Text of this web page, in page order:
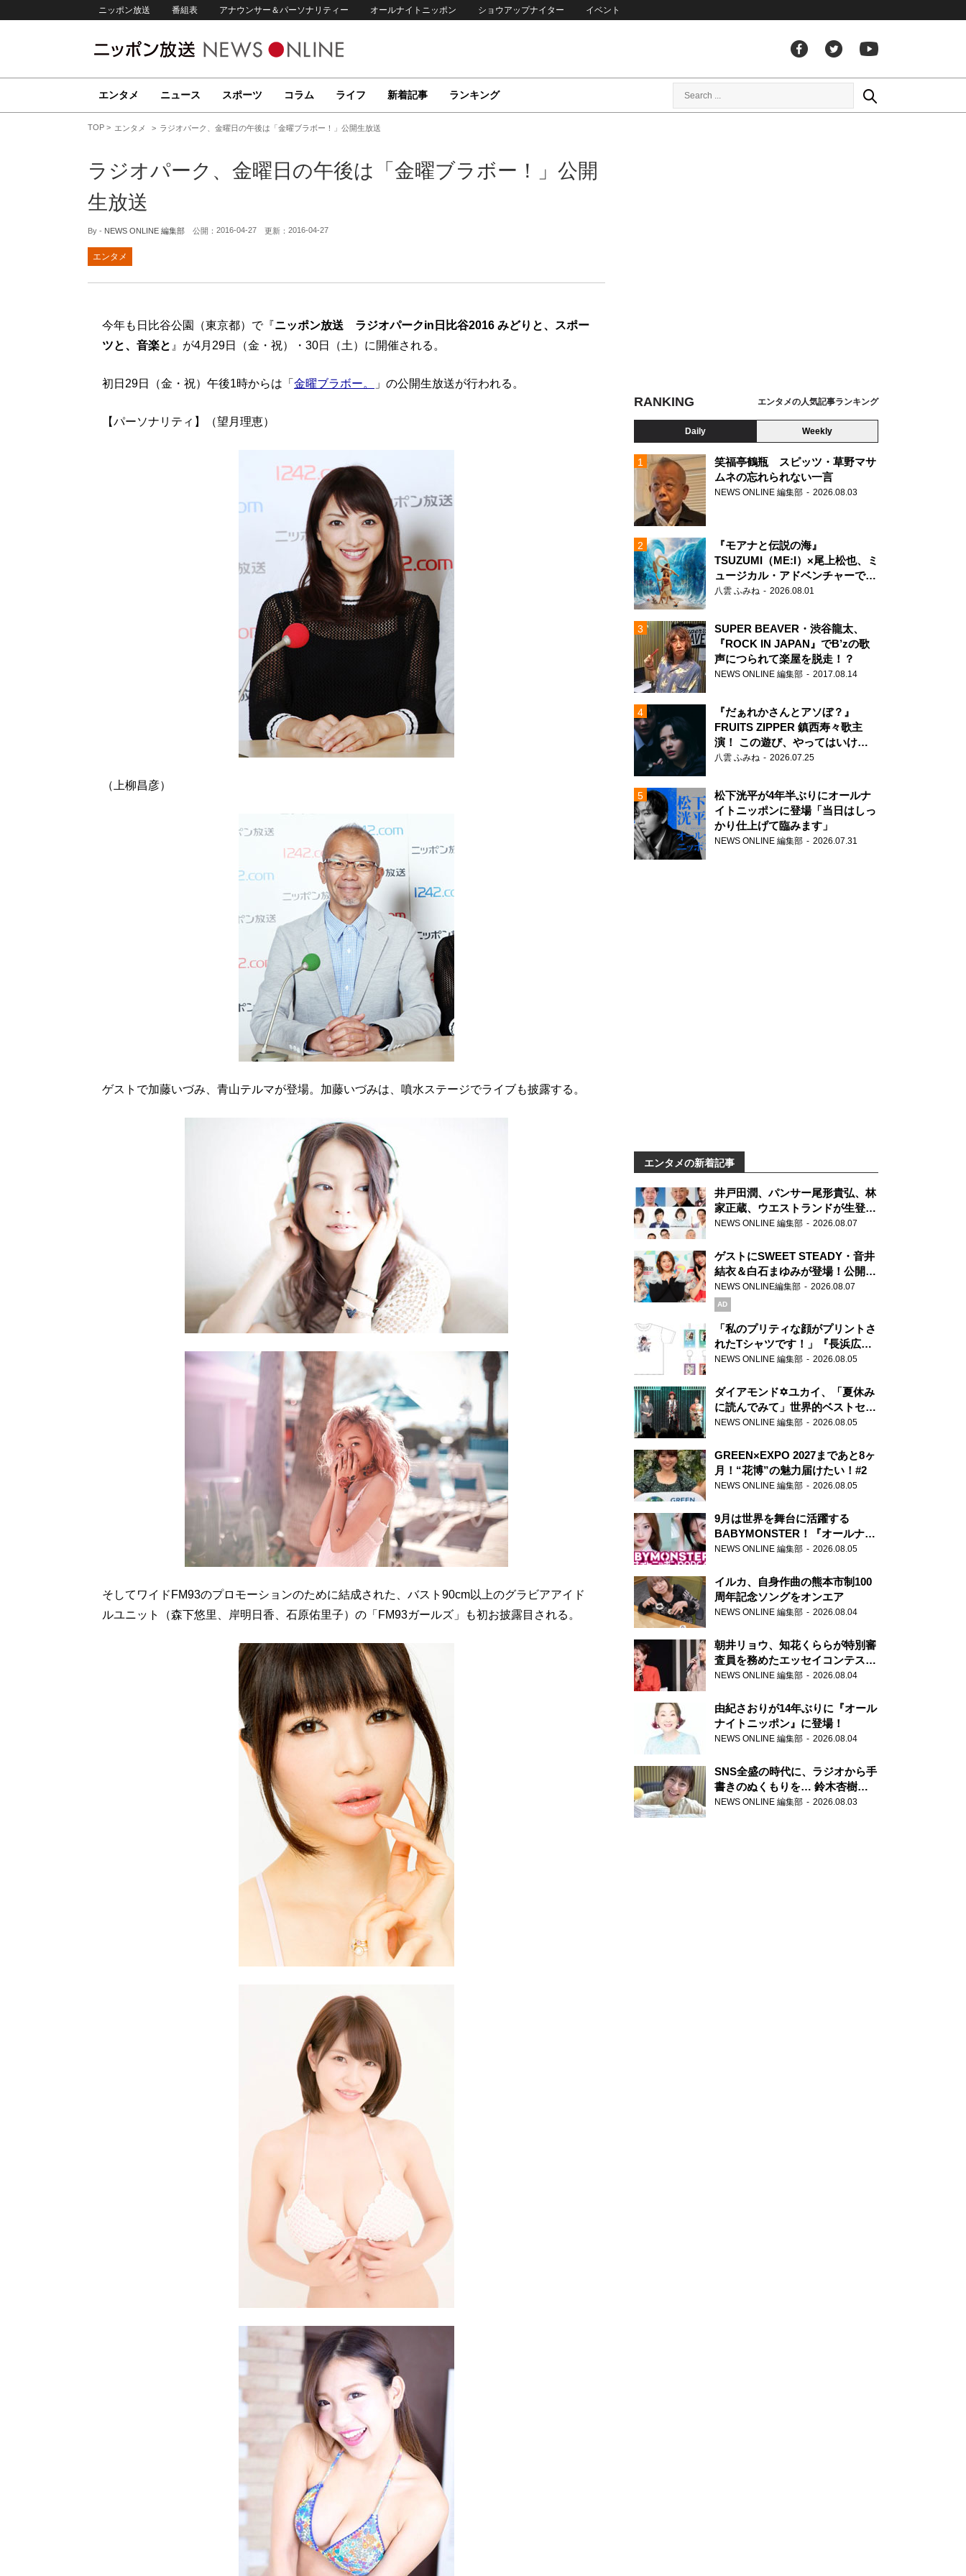
ニッポン放送 番組表 アナウンサー＆パーソナリティー オールナイトニッポン ショウアップナイター イベント
エンタメ ニュース スポーツ コラム ライフ 新着記事 ランキング
TOP エンタメ ラジオパーク、金曜日の午後は「金曜ブラボー！」公開生放送
ラジオパーク、金曜日の午後は「金曜ブラボー！」公開
生放送
By - NEWS ONLINE 編集部 公開： 2016-04-27 更新： 2016-04-27
エンタメ
今年も日比谷公園（東京都）で『ニッポン放送 ラジオパークin日比谷2016 みどりと、スポー
ツと、音楽と 』が4月29日（金・祝）・30日（土）に開催される。
初日29日（金・祝）午後1時からは「 金曜ブラボー。 」の公開生放送が行われる。
【パーソナリティ】（望月理恵）
（上柳昌彦）
ゲストで加藤いづみ、青山テルマが登場。加藤いづみは、噴水ステージでライブも披露する。
そしてワイドFM93のプロモーションのために結成された、バスト90cm以上のグラビアアイド
ルユニット（森下悠里、岸明日香、石原佑里子）の「FM93ガールズ」も初お披露目される。
RANKING エンタメの人気記事ランキング
Daily Weekly
笑福亭鶴瓶 スピッツ・草野マサ
ムネの忘れられない一言
NEWS ONLINE 編集部 2026.08.03
『モアナと伝説の海』
TSUZUMI（ME:I）×尾上松也、ミ
ュージカル・アドベンチャーで美
声を響かせる
八雲 ふみね 2026.08.01
SUPER BEAVER・渋谷龍太、
『ROCK IN JAPAN』でB’zの歌
声につられて楽屋を脱走！？
NEWS ONLINE 編集部 2017.08.14
『だぁれかさんとアソぼ？』
FRUITS ZIPPER 鎮西寿々歌主
演！ この遊び、やってはいけま
せん。
八雲 ふみね 2026.07.25
松下洸平が4年半ぶりにオールナ
イトニッポンに登場「当日はしっ
かり仕上げて臨みます」
NEWS ONLINE 編集部 2026.07.31
エンタメの新着記事
井戸田潤、パンサー尾形貴弘、林
家正蔵、ウエストランドが生登
場！『ラジオビバリー昼ズ』
NEWS ONLINE 編集部 2026.08.07
ゲストにSWEET STEADY・音井
結衣＆白石まゆみが登場！公開収
録で素顔全開！
NEWS ONLINE編集部 2026.08.07
AD
「私のプリティな顔がプリントさ
れたTシャツです！」『長浜広奈
天下無双』初の番組グッズ発売
NEWS ONLINE 編集部 2026.08.05
ダイアモンド✡ユカイ、「夏休み
に読んでみて」世界的ベストセラ
ー『アナスタシア』を紹介
NEWS ONLINE 編集部 2026.08.05
GREEN×EXPO 2027まであと8ヶ
月！“花博”の魅力届けたい！#2
NEWS ONLINE 編集部 2026.08.05
9月は世界を舞台に活躍する
BABYMONSTER！『オールナイ
トニッポンPODCAST』月替わり
NEWS ONLINE 編集部 2026.08.05
イルカ、自身作曲の熊本市制100
周年記念ソングをオンエア
NEWS ONLINE 編集部 2026.08.04
朝井リョウ、知花くららが特別審
査員を務めたエッセイコンテスト
の特別番組「#いまあなたに伝え
NEWS ONLINE 編集部 2026.08.04
由紀さおりが14年ぶりに『オール
ナイトニッポン』に登場！
NEWS ONLINE 編集部 2026.08.04
SNS全盛の時代に、ラジオから手
書きのぬくもりを… 鈴木杏樹の
直筆はがきが届く！
NEWS ONLINE 編集部 2026.08.03